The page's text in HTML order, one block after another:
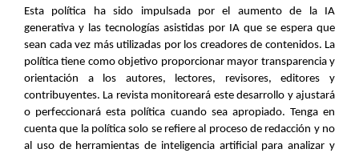
Esta política ha sido impulsada por el aumento de la IA
generativa y las tecnologías asistidas por IA que se espera que
sean cada vez más utilizadas por los creadores de contenidos. La
política tiene como objetivo proporcionar mayor transparencia y
orientación a los autores, lectores, revisores, editores y
contribuyentes. La revista monitoreará este desarrollo y ajustará
o perfeccionará esta política cuando sea apropiado. Tenga en
cuenta que la política solo se refiere al proceso de redacción y no
al uso de herramientas de inteligencia artificial para analizar y